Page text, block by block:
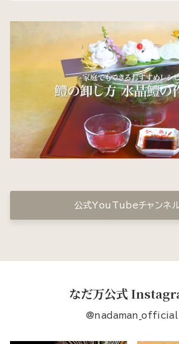
公式YouTubeチャンネ
なだ万公式
@nadaman_official